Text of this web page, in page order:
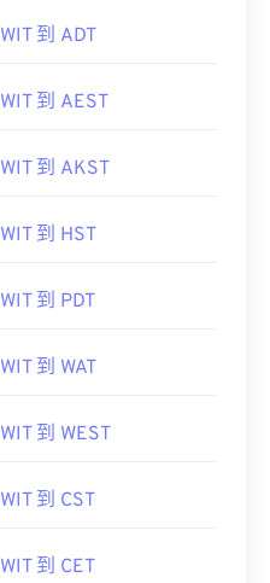
WIT 到 ADT
WIT 到 AEST
WIT 到 AKST
WIT 到 HST
WIT 到 PDT
WIT 到 WAT
WIT 到 WEST
WIT 到 CST
WIT 到 CET